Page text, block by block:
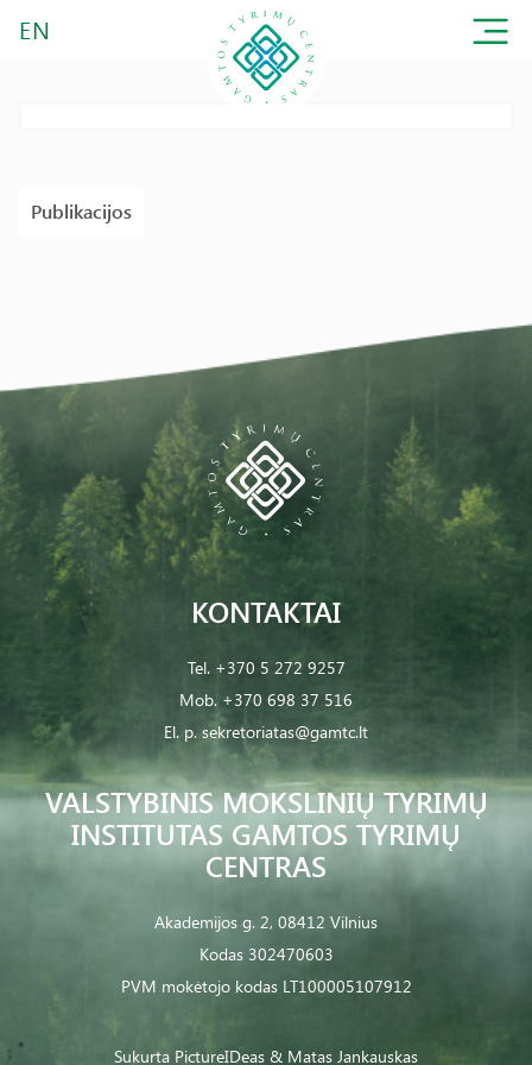
EN
Publikacijos
VALSTYBINIS MOKSLINIŲ TYRIMŲ
INSTITUTAS GAMTOS TYRIMŲ
CENTRAS
Akademijos g. 2, 08412 Vilnius
Kodas 302470603
PVM mokėtojo kodas LT100005107912
KONTAKTAI
Tel. +370 5 272 9257
Mob. +370 698 37 516
El. p. sekretoriatas@gamtc.lt
Sukurta PictureIDeas & Matas Jankauskas